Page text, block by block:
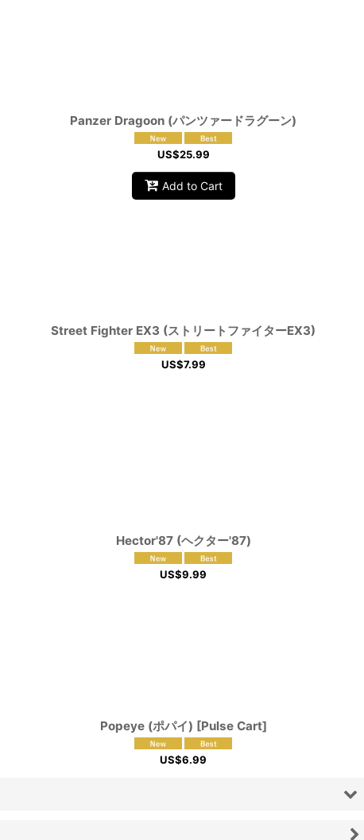
Panzer Dragoon (パンツァードラグーン)
US$25.99
Add to Cart
Street Fighter EX3 (ストリートファイターEX3)
US$7.99
Hector'87 (ヘクター'87)
US$9.99
Popeye (ポパイ) [Pulse Cart]
US$6.99